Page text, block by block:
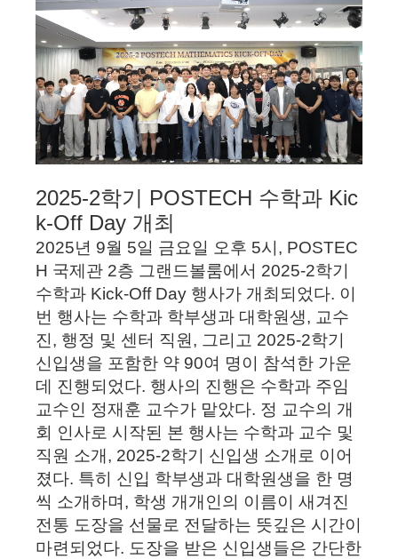
2025-2학기 POSTECH 수학과 Kic
k-Off Day 개최
2025년 9월 5일 금요일 오후 5시, POSTEC
H 국제관 2층 그랜드볼룸에서 2025-2학기
수학과 Kick-Off Day 행사가 개최되었다. 이
번 행사는 수학과 학부생과 대학원생, 교수
진, 행정 및 센터 직원, 그리고 2025-2학기
신입생을 포함한 약 90여 명이 참석한 가운
데 진행되었다. 행사의 진행은 수학과 주임
교수인 정재훈 교수가 맡았다. 정 교수의 개
회 인사로 시작된 본 행사는 수학과 교수 및
직원 소개, 2025-2학기 신입생 소개로 이어
졌다. 특히 신입 학부생과 대학원생을 한 명
씩 소개하며, 학생 개개인의 이름이 새겨진
전통 도장을 선물로 전달하는 뜻깊은 시간이
마련되었다. 도장을 받은 신입생들은 간단한